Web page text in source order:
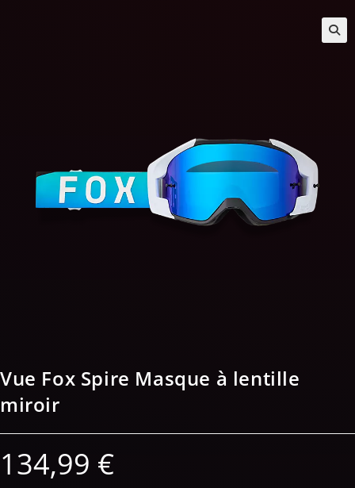
Vue Fox Spire Masque à lentille
miroir
134,99 €